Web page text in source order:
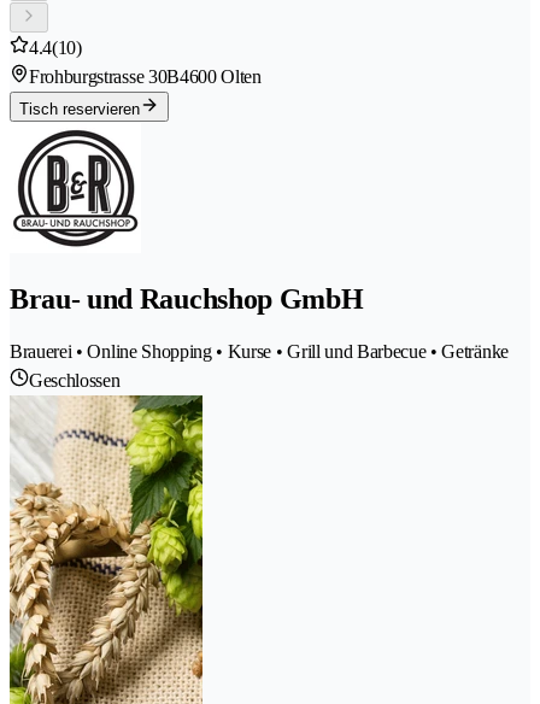
4.4(10)
Frohburgstrasse 30B4600 Olten
Tisch reservieren
Brau- und Rauchshop GmbH
Brauerei • Online Shopping • Kurse • Grill und Barbecue • Getränke
Geschlossen